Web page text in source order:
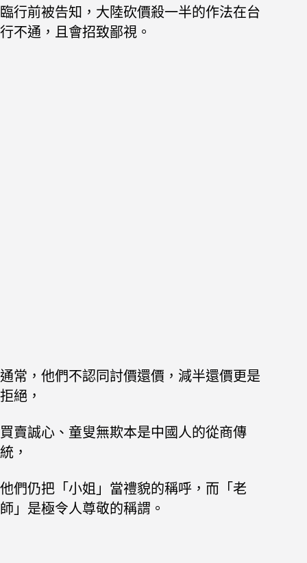
臨行前被告知，大陸砍價殺一半的作法在台
行不通，且會招致鄙視。
通常，他們不認同討價還價，減半還價更是
拒絕，
買賣誠心、童叟無欺本是中國人的從商傳
統，
他們仍把「小姐」當禮貌的稱呼，而「老
師」是極令人尊敬的稱謂。